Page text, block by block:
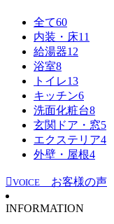
全て60
内装・床11
給湯器12
浴室8
トイレ13
キッチン6
洗面化粧台8
玄関ドア・窓5
エクステリア4
外壁・屋根4
VOICE お客様の声
INFORMATION